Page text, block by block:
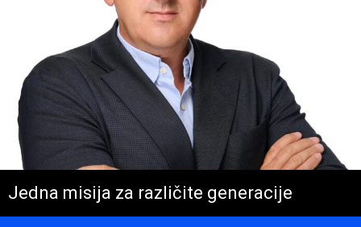
Jedna misija za različite generacije